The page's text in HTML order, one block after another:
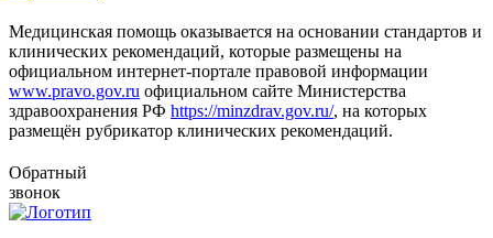
Медицинская помощь оказывается на основании стандартов и
клинических рекомендаций, которые размещены на
официальном интернет-портале правовой информации
www.pravo.gov.ru официальном сайте Министерства
здравоохранения РФ https://minzdrav.gov.ru/, на которых
размещён рубрикатор клинических рекомендаций.
Обратный
звонок